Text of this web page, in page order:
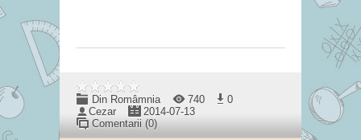
Din Româmnia 740
0
Cezar
2014-07-13
Comentarii (0)